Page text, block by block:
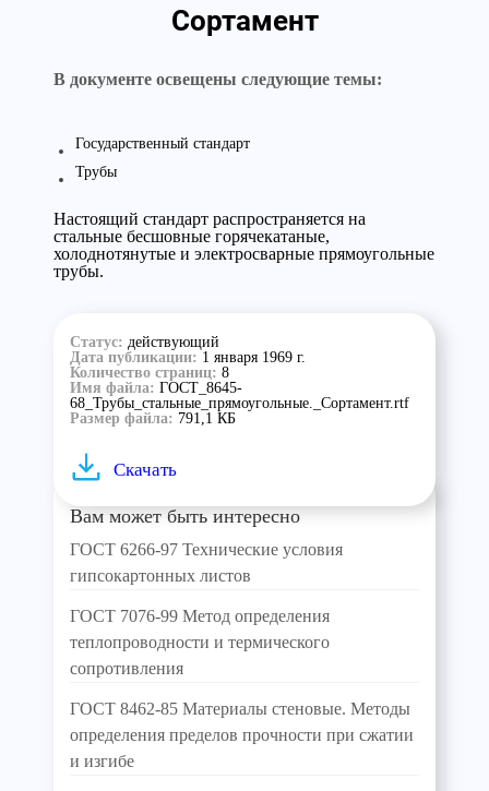
Сортамент
В документе освещены следующие темы:
Государственный стандарт
Трубы
Настоящий стандарт распространяется на
стальные бесшовные горячекатаные,
холоднотянутые и электросварные прямоугольные
трубы.
Статус: действующий
Дата публикации: 1 января 1969 г.
Количество страниц: 8
Имя файла: ГОСТ_8645-
68_Трубы_стальные_прямоугольные._Сортамент.rtf
Размер файла: 791,1 КБ
Скачать
Вам может быть интересно
ГОСТ 6266-97 Технические условия
гипсокартонных листов
ГОСТ 7076-99 Метод определения
теплопроводности и термического
сопротивления
ГОСТ 8462-85 Материалы стеновые. Методы
определения пределов прочности при сжатии
и изгибе